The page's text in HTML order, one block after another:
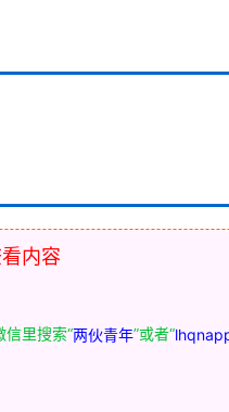
内容
信里搜索“两伙青年”或者“